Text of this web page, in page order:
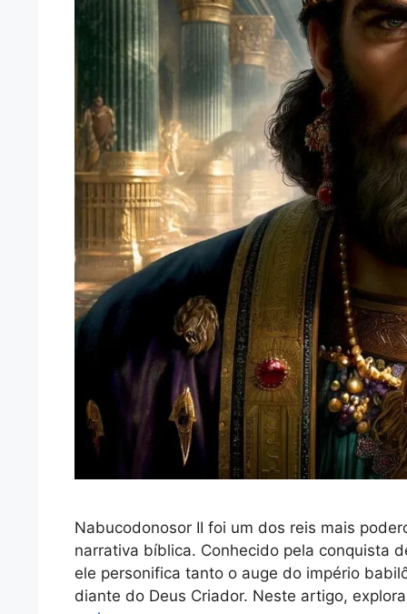
Nabucodonosor II foi um dos reis mais
narrativa bíblica. Conhecido pela conquista
ele personifica tanto o auge do império
diante do Deus Criador. Neste artigo,